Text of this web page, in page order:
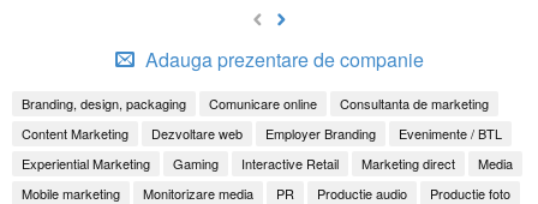
Adauga prezentare de companie
Branding, design, packaging Comunicare online
Consultanta de marketing
Content Marketing
Dezvoltare web Employer Branding
Evenimente / BTL
Experiential Marketing
Gaming Interactive Retail Marketing direct
Media
Mobile marketing
Monitorizare media PR Productie audio Productie foto